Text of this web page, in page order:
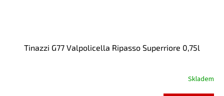
Tinazzi G77 Valpolicella Ripasso Superriore 0,75l
Skladem